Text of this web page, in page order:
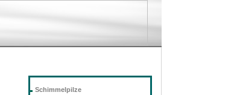
Schimmelpilze